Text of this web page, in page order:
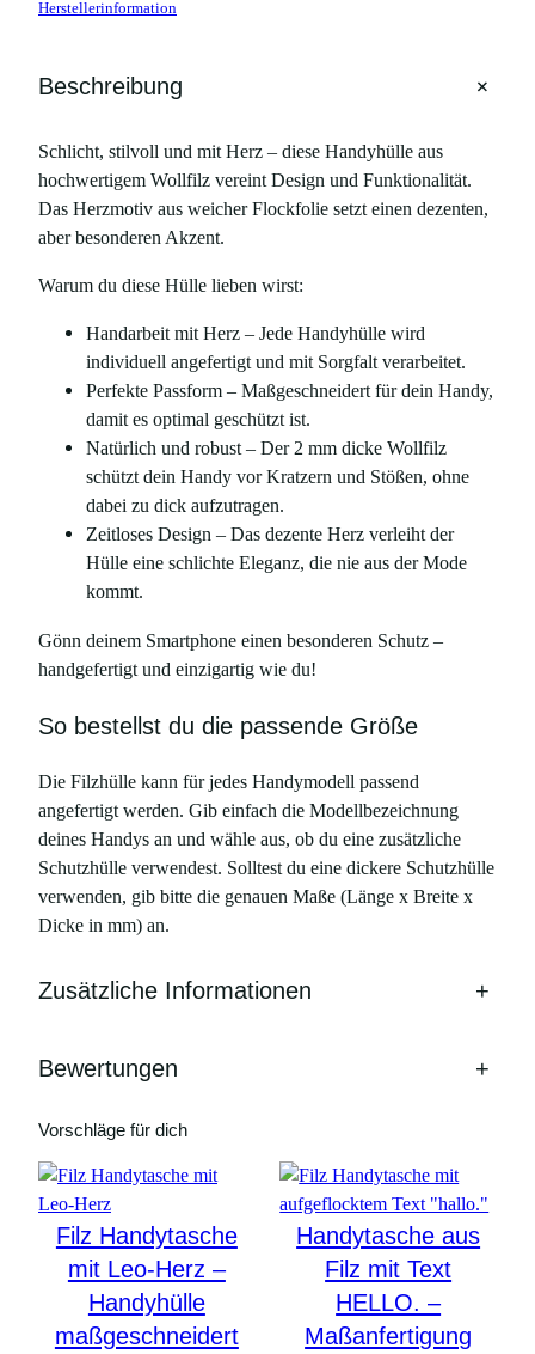
Herstellerinformation
Beschreibung +
Schlicht, stilvoll und mit Herz – diese Handyhülle aus
hochwertigem Wollfilz vereint Design und Funktionalität.
Das Herzmotiv aus weicher Flockfolie setzt einen dezenten,
aber besonderen Akzent.
Warum du diese Hülle lieben wirst:
Handarbeit mit Herz – Jede Handyhülle wird
individuell angefertigt und mit Sorgfalt verarbeitet.
Perfekte Passform – Maßgeschneidert für dein Handy,
damit es optimal geschützt ist.
Natürlich und robust – Der 2 mm dicke Wollfilz
schützt dein Handy vor Kratzern und Stößen, ohne
dabei zu dick aufzutragen.
Zeitloses Design – Das dezente Herz verleiht der
Hülle eine schlichte Eleganz, die nie aus der Mode
kommt.
Gönn deinem Smartphone einen besonderen Schutz –
handgefertigt und einzigartig wie du!
So bestellst du die passende Größe
Die Filzhülle kann für jedes Handymodell passend
angefertigt werden. Gib einfach die Modellbezeichnung
deines Handys an und wähle aus, ob du eine zusätzliche
Schutzhülle verwendest. Solltest du eine dickere Schutzhülle
verwenden, gib bitte die genauen Maße (Länge x Breite x
Dicke in mm) an.
Zusätzliche Informationen +
Bewertungen +
Vorschläge für dich
Filz Handytasche
mit Leo-Herz –
Handyhülle
maßgeschneidert
Handytasche aus
Filz mit Text
HELLO. –
Maßanfertigung